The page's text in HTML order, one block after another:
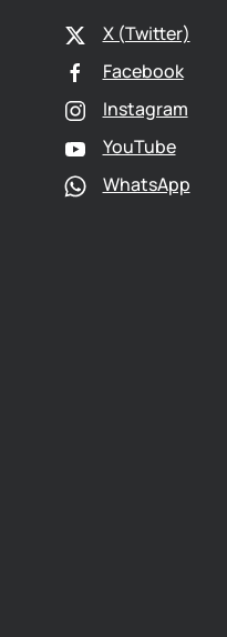
X (Twitter)
Facebook
Instagram
YouTube
WhatsApp